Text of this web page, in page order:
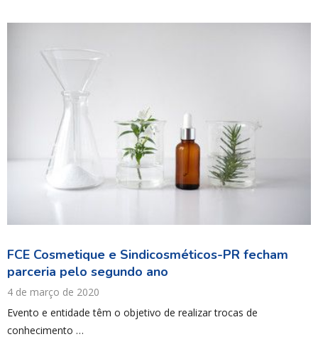
FCE Cosmetique e Sindicosméticos-PR fecham
parceria pelo segundo ano
4 de março de 2020
Evento e entidade têm o objetivo de realizar trocas de
conhecimento …